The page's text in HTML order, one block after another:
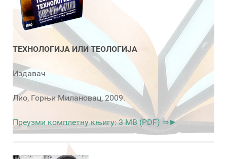
ТЕХНОЛОГИЈА ИЛИ ТЕОЛОГИЈА
Издавач
Лио, Горњи Милановац, 2009.
Преузми комплетну књигу: 3 MB (PDF) ⇒►